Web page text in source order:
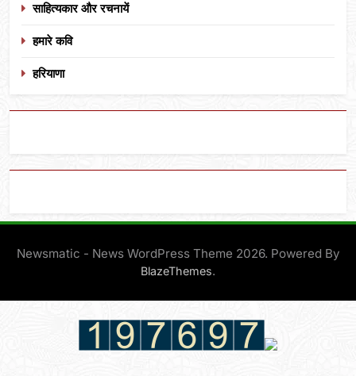
साहित्यकार और रचनायें
हमारे कवि
हरियाणा
Newsmatic - News WordPress Theme 2026. Powered By
BlazeThemes.